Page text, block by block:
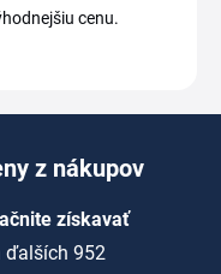
cenu.
z nákupov
získavať
ďalších 952